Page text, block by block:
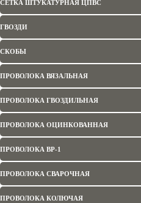
СЕТКА ШТУКАТУРНАЯ ЦПВС
ГВОЗДИ
СКОБЫ
ПРОВОЛОКА ВЯЗАЛЬНАЯ
ПРОВОЛОКА ГВОЗДИЛЬНАЯ
ПРОВОЛОКА ОЦИНКОВАННАЯ
ПРОВОЛОКА ВР-1
ПРОВОЛОКА СВАРОЧНАЯ
ПРОВОЛОКА КОЛЮЧАЯ